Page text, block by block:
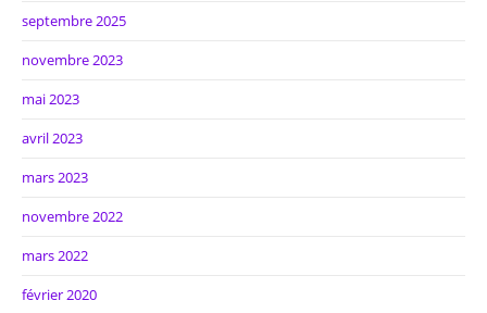
septembre 2025
novembre 2023
mai 2023
avril 2023
mars 2023
novembre 2022
mars 2022
février 2020